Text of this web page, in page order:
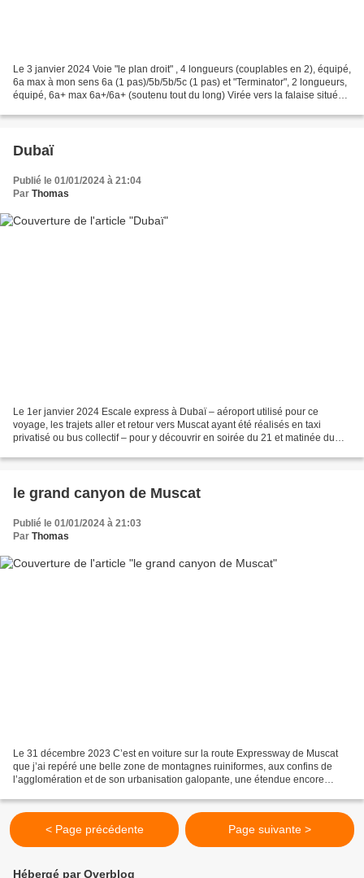
Le 3 janvier 2024 Voie "le plan droit" , 4 longueurs (couplables en 2), équipé,
6a max à mon sens 6a (1 pas)/5b/5b/5c (1 pas) et "Terminator", 2 longueurs,
équipé, 6a+ max 6a+/6a+ (soutenu tout du long) Virée vers la falaise située
Dubaï
Publié le 01/01/2024 à 21:04
Par Thomas
Le 1er janvier 2024 Escale express à Dubaï – aéroport utilisé pour ce
voyage, les trajets aller et retour vers Muscat ayant été réalisés en taxi
privatisé ou bus collectif – pour y découvrir en soirée du 21 et matinée du
le grand canyon de Muscat
Publié le 01/01/2024 à 21:03
Par Thomas
Le 31 décembre 2023 C’est en voiture sur la route Expressway de Muscat
que j’ai repéré une belle zone de montagnes ruiniformes, aux confins de
l’agglomération et de son urbanisation galopante, une étendue encore
< Page précédente Page suivante >
Hébergé par Overblog